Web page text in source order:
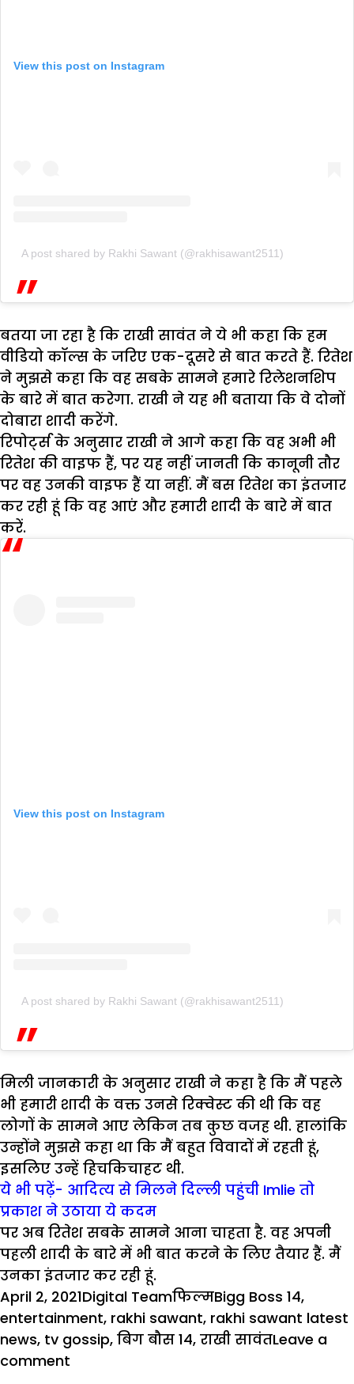
View this post on Instagram
A post shared by Rakhi Sawant (@rakhisawant2511)
बतया जा रहा है कि राखी सावंत ने ये भी कहा कि हम
वीडियो कॉल्स के जरिए एक-दूसरे से बात करते हैं. रितेश
ने मुझसे कहा कि वह सबके सामने हमारे रिलेशनशिप
के बारे में बात करेगा. राखी ने यह भी बताया कि वे दोनों
दोबारा शादी करेंगे.
रिपोर्ट्स के अनुसार राखी ने आगे कहा कि वह अभी भी
रितेश की वाइफ हैं, पर यह नहीं जानती कि कानूनी तौर
पर वह उनकी वाइफ हैं या नहीं. मैं बस रितेश का इंतजार
कर रही हूं कि वह आएं और हमारी शादी के बारे में बात
करें.
View this post on Instagram
A post shared by Rakhi Sawant (@rakhisawant2511)
मिली जानकारी के अनुसार राखी ने कहा है कि मैं पहले
भी हमारी शादी के वक्त उनसे रिक्वेस्ट की थी कि वह
लोगों के सामने आए लेकिन तब कुछ वजह थी. हालांकि
उन्होंने मुझसे कहा था कि मैं बहुत विवादों में रहती हूं,
इसलिए उन्हें हिचकिचाहट थी.
ये भी पढ़ें- आदित्य से मिलने दिल्ली पहुंची Imlie तो
प्रकाश ने उठाया ये कदम
पर अब रितेश सबके सामने आना चाहता है. वह अपनी
पहली शादी के बारे में भी बात करने के लिए तैयार हैं. मैं
उनका इंतजार कर रही हूं.
Posted
on
April 2, 2021Author
Digital TeamCategories
फिल्मTags
Bigg Boss 14,
entertainment, rakhi sawant, rakhi sawant latest
news, tv gossip, बिग बौस 14, राखी सावंतLeave a
comment